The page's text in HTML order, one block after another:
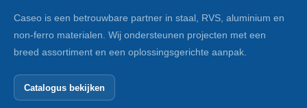
Caseo is een betrouwbare partner in staal, RVS, aluminium en
non-ferro materialen. Wij ondersteunen projecten met een
breed assortiment en een oplossingsgerichte aanpak.
Catalogus bekijken